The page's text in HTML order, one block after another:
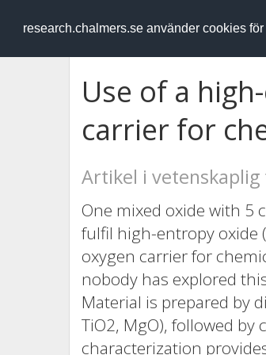
research.chalmers.se använder cookies
RESEARCH.chalmers.se
Use of a
carrier for
Artikel i
One mixed oxide with 5
fulfil high-entropy oxide
oxygen carrier for
nobody has explored
Material is prepared by
TiO2, MgO), followed by
characterization